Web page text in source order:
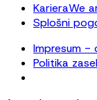
KarieraWe
Splošni
Impresum -
Politika